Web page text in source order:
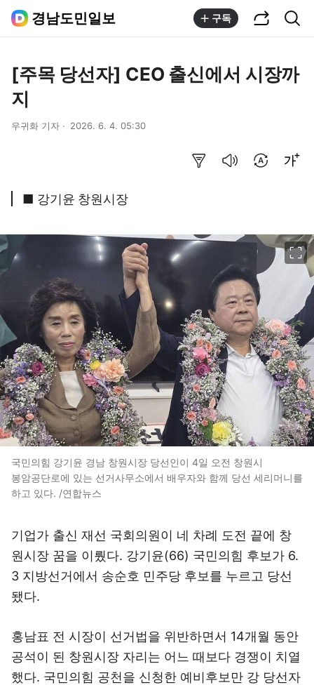
경남도민일보 구독
[주목 당선자] CEO 출신에서 시장까
지
우귀화 기자 2026. 6. 4. 05:30
■ 강기윤 창원시장
국민의힘 강기윤 경남 창원시장 당선인이 4일 오전 창원시
봉암공단로에 있는 선거사무소에서 배우자와 함께 당선 세리머니를
하고 있다. /연합뉴스
기업가 출신 재선 국회의원이 네 차례 도전 끝에 창
원시장 꿈을 이뤘다. 강기윤(66) 국민의힘 후보가 6.
3 지방선거에서 송순호 민주당 후보를 누르고 당선
됐다.
홍남표 전 시장이 선거법을 위반하면서 14개월 동안
공석이 된 창원시장 자리는 어느 때보다 경쟁이 치열
했다. 국민의힘 공천을 신청한 예비후보만 강 당선자